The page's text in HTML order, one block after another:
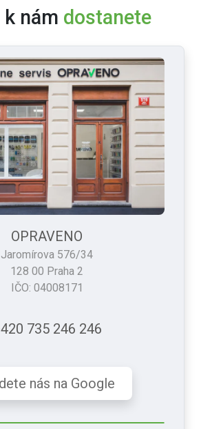
nám dostanete
OPRAVENO
Jaromírova 576/34
128 00 Praha 2
IČO: 04008171
735 246 246
nás na Google